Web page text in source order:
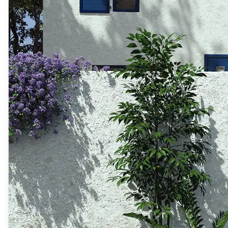
Produits > Habillages extérieur aluminium > Habillage de
Produits > Habillages extérieur aluminium > Habillage de
Produits > Habillages extérieur aluminium > Habillage de
Produits > Habillages extérieur aluminium > Habillage de
Produits > Habillages extérieur aluminium > Habillage de
Produits > Habillages extérieur aluminium > Treillis
Produits > Produits par collection > Comparer les
Produits > Produits par collection > Collection Archy
Produits > Produits par collection > Collection Cosy
Produits > Produits par collection > Collection Trady
Produits > Produits par collection > Collection Fresk
Produits > Produits par collection > Collection Bois
Produits > Produits par collection > Collection Ceklo
Produits > Coloris et décors > Coloris aluminium
Produits > Coloris et décors > Coloris aluminium ton bois
Produits > Coloris et décors > Essences de bois
Produits > Coloris et décors > Coloris sur-mesure
Produits > Coloris et décors > Décors Fresk
Produits > Options > Poteaux